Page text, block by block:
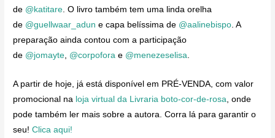
de @katitare. O livro também tem uma linda orelha
de @guellwaar_adun e capa belíssima de @aalinebispo. A
preparação ainda contou com a participação
de @jomayte, @corpofora e @menezeselisa.
A partir de hoje, já está disponível em PRÉ-VENDA, com valor
promocional na loja virtual da Livraria boto-cor-de-rosa, onde
pode também ler mais sobre a autora. Corra lá para garantir o
seu!Clica aqui!